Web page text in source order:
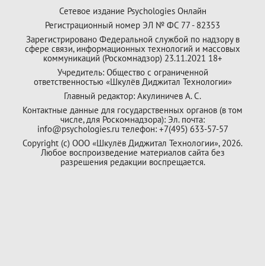
Сетевое издание Psychologies Онлайн
Регистрационный номер ЭЛ № ФС 77 - 82353
Зарегистрировано Федеральной службой по надзору в
сфере связи, информационных технологий и массовых
коммуникаций (Роскомнадзор) 23.11.2021 18+
Учредитель: Общество с ограниченной
ответственностью «Шкулёв Диджитал Технологии»
Главный редактор: Акулиничев А. С.
Контактные данные для государственных органов (в том
числе, для Роскомнадзора): Эл. почта:
info@psychologies.ru телефон: +7(495) 633-57-57
Copyright (с) ООО «Шкулёв Диджитал Технологии», 2026.
Любое воспроизведение материалов сайта без
разрешения редакции воспрещается.